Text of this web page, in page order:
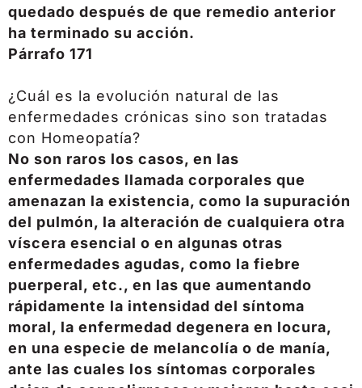
quedado después de que remedio anterior
ha terminado su acción.
Párrafo 171
¿Cuál es la evolución natural de las
enfermedades crónicas sino son tratadas
con Homeopatía?
No son raros los casos, en las
enfermedades llamada corporales que
amenazan la existencia, como la supuración
del pulmón, la alteración de cualquiera otra
víscera esencial o en algunas otras
enfermedades agudas, como la fiebre
puerperal, etc., en las que aumentando
rápidamente la intensidad del síntoma
moral, la enfermedad degenera en locura,
en una especie de melancolía o de manía,
ante las cuales los síntomas corporales